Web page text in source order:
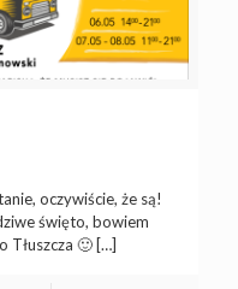
oczywiście, że są!
święto, bowiem
Tłuszcza 🙂 […]